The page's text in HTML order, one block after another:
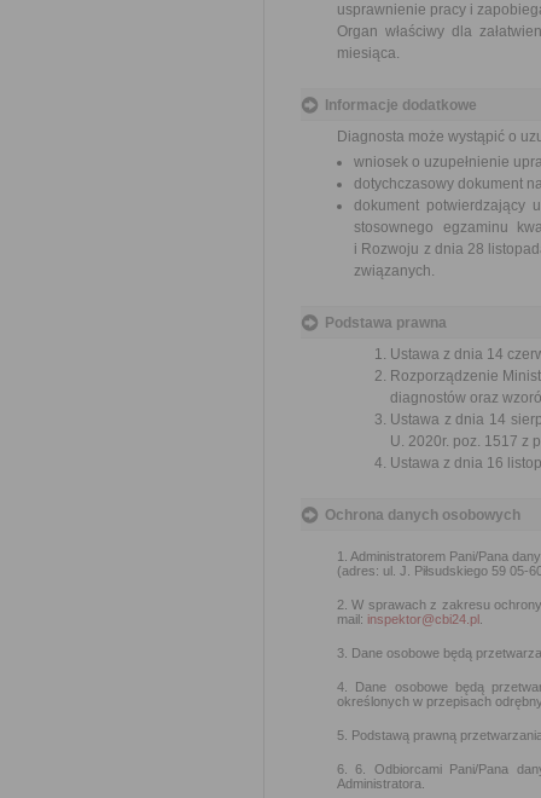
usprawnienie pracy i
Organ właściwy dla
miesiąca.
Informacje dodatkowe
Diagnosta może wystąpić o
wniosek o uzupełnienie
dotychczasowy dokument
dokument potwierdzający
stosownego egzaminu
i Rozwoju z dnia 28
związanych.
Podstawa prawna
Ustawa z dnia 14
Rozporządzenie
diagnostów oraz
Ustawa z dnia 14
U. 2020r. poz. 1517 z
Ustawa z dnia 16
Ochrona danych osobowych
1. Administratorem Pani/Pana
(adres: ul. J. Piłsudskiego 59 05-
2. W sprawach z zakresu
mail: inspektor@cbi24.pl
3. Dane osobowe będą
4. Dane osobowe będą
określonych w przepisach
5. Podstawą prawną
6. 6. Odbiorcami Pani/Pana
Administratora.